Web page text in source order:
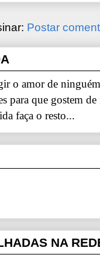
Postar
o amor de
para que gostem
faça o resto...
NA